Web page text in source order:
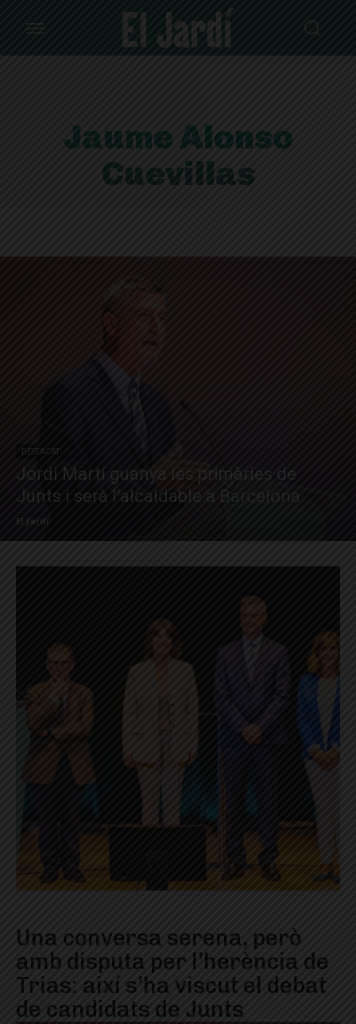
Jaume Alonso
Cuevillas
DESTACAT
Jordi Martí guanya les primàries de
Junts i serà l’alcaldable a Barcelona
El Jardí
Una conversa serena, però
amb disputa per l’herència de
Trias: així s’ha viscut el debat
de candidats de Junts